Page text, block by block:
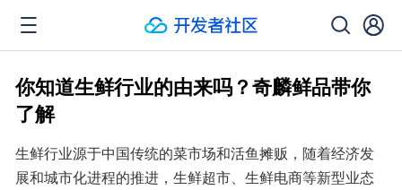
你知道生鲜行业的由来吗？奇麟鲜品带你
了解
生鲜行业源于中国传统的菜市场和活鱼摊贩，随着经济发
展和城市化进程的推进，生鲜超市、生鲜电商等新型业态